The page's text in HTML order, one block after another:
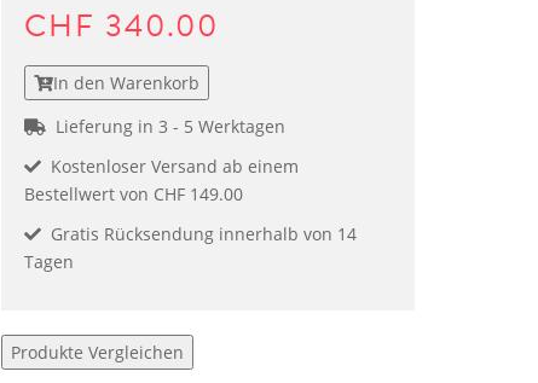
CHF 340.00
In den Warenkorb
Lieferung in 3 - 5 Werktagen
Kostenloser Versand ab einem
Bestellwert von CHF 149.00
Gratis Rücksendung innerhalb von 14
Tagen
Produkte Vergleichen